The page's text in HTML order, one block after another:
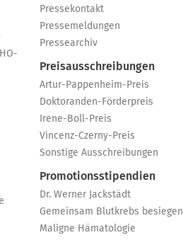
Pressekontakt
Pressemeldungen
Pressearchiv
Preisausschreibungen
Artur-Pappenheim-Preis
Doktoranden-Förderpreis
Irene-Boll-Preis
Vincenz-Czerny-Preis
Sonstige Ausschreibungen
Promotionsstipendien
Dr. Werner Jackstädt
Gemeinsam Blutkrebs besiegen
Maligne Hämatologie